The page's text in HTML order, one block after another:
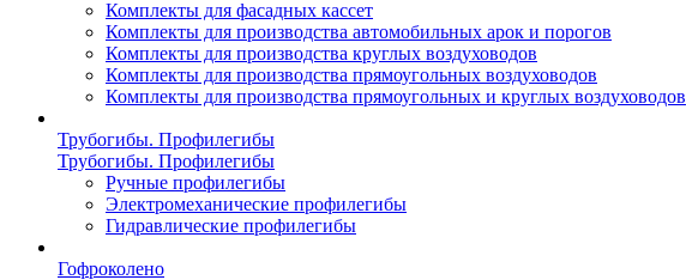
Комплекты для фасадных кассет
Комплекты для производства автомобильных арок и порогов
Комплекты для производства круглых воздуховодов
Комплекты для производства прямоугольных воздуховодов
Комплекты для производства прямоугольных и круглых воздуховодов
Трубогибы. Профилегибы
Трубогибы. Профилегибы
Ручные профилегибы
Электромеханические профилегибы
Гидравлические профилегибы
Гофроколено